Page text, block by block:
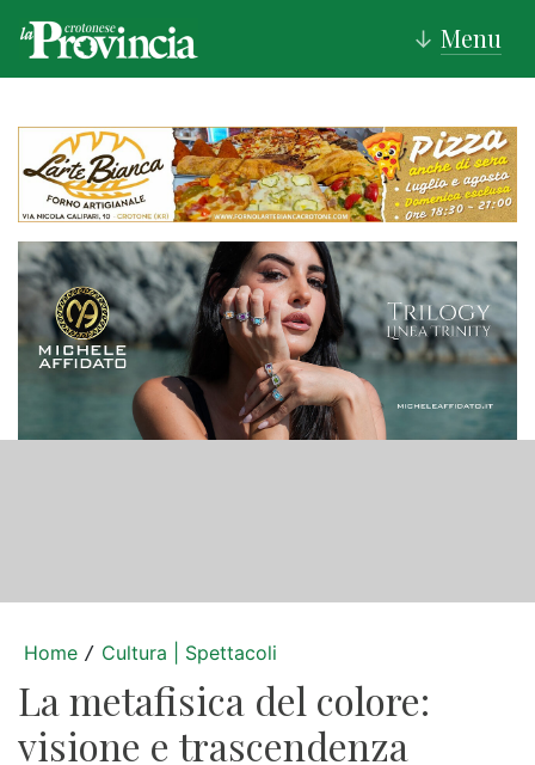
↓ Menu
Home / Cultura | Spettacoli
La metafisica del colore:
visione e trascendenza